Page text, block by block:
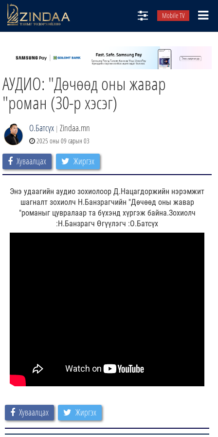
Mobile TV
ТВ8
ӨГЛӨӨНИЙ СОНИН
АУДИО ЗОХИОЛ
ЗИНДАА СЭТГҮҮЛ
АУДИО: "Дөчөөд оны жавар
"роман (30-р хэсэг)
О.Батсүх | Zindaa.mn
2025 оны 09 сарын 03
Хуваалцах Жиргэх
Энэ удаагийн аудио зохиолоор Д.Нацагдоржийн нэрэмжит
шагналт зохиолч Н.Банзрагчийн "Дөчөөд оны жавар
"романыг цувралаар та бүхэнд хүргэж байна.Зохиолч
:Н.Банзрагч Өгүүлэгч :О.Батсүх
Хуваалцах Жиргэх